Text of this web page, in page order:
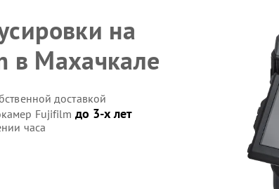
на
в Махачкале
доставкой
Fujifilm до 3-х лет
часа